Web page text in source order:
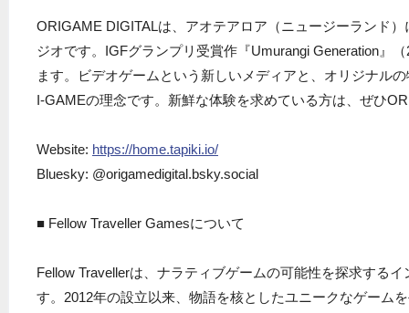
ORIGAME DIGITALは、アオテアロア（ニュージーランド
ジオです。IGFグランプリ受賞作『Umurangi Generation』
ます。ビデオゲームという新しいメディアと、オリジナル
I-GAMEの理念です。新鮮な体験を求めている方は、ぜひ
Website: https://home.tapiki.io/
Bluesky: @origamedigital.bsky.social
■ Fellow Traveller Gamesについて
Fellow Travellerは、ナラティブゲームの可能性を探求する
す。2012年の設立以来、物語を核としたユニークなゲーム